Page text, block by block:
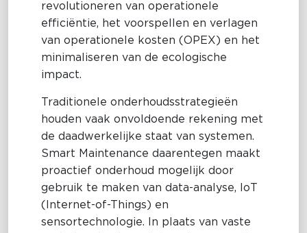
revolutioneren van operationele
efficiëntie, het voorspellen en verlagen
van operationele kosten (OPEX) en het
minimaliseren van de ecologische
impact.
Traditionele onderhoudsstrategieën
houden vaak onvoldoende rekening met
de daadwerkelijke staat van systemen.
Smart Maintenance daarentegen maakt
proactief onderhoud mogelijk door
gebruik te maken van data-analyse, IoT
(Internet-of-Things) en
sensortechnologie. In plaats van vaste